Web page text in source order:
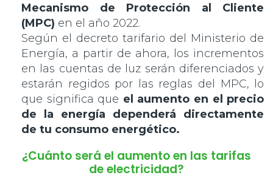
Mecanismo de Protección al Cliente
(MPC) en el año 2022.
Según el decreto tarifario del Ministerio de
Energía, a partir de ahora, los incrementos
en las cuentas de luz serán diferenciados y
estarán regidos por las reglas del MPC, lo
que significa que el aumento en el precio
de la energía dependerá directamente
de tu consumo energético.
¿Cuánto será el aumento en las tarifas
de electricidad?